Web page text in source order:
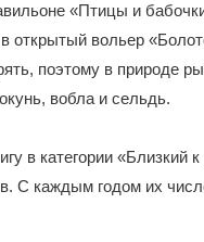
«Птицы и
открытый вольер
поэтому в природе
вобла и сельдь.
в категории «Близкий к
С каждым годом их